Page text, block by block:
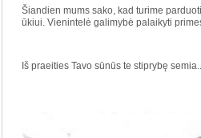
Šiandien mums sako, kad turime
ūkiui. Vienintelė galimybė palaikyti
Iš praeities Tavo sūnūs te stiprybę